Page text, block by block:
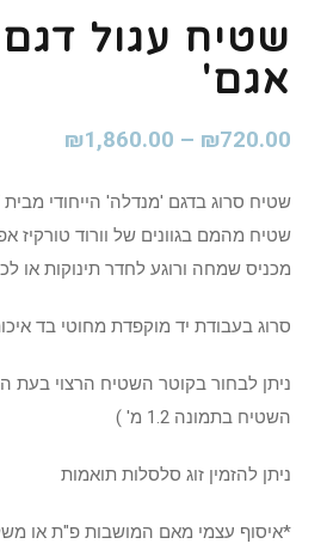
שטיח עגול
אגם'
₪720.00
–
₪1,860.00
שטיח סרוג בדגם 'מנדלה' הייחודי מבית NEAT –
שטיח מהמם בגוונים של וורוד טורקיז
מכניס שמחה ורוגע לחדר תינוקות או
סרוג בעבודת יד מוקפדת מחוטי בד
ניתן לבחור בקוטר השטיח הרצוי בעת
השטיח בתמונה 1.2 מ' )
ניתן להזמין זוג סלסלות תואמות
*איסוף עצמי מאם המושבות פ"ת או